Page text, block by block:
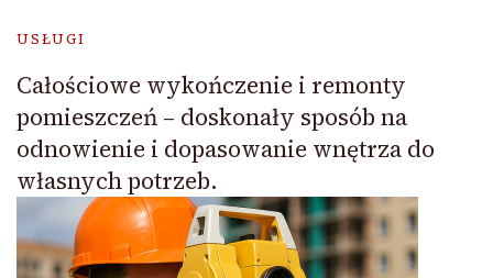
USŁUGI
Całościowe wykończenie i remonty
pomieszczeń – doskonały sposób na
odnowienie i dopasowanie wnętrza do
własnych potrzeb.